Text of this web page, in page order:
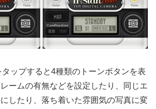
ップすると4種類のトーンボタンを表
ームの有無などを設定したり、同じエ
したり、落ち着いた雰囲気の写真に変